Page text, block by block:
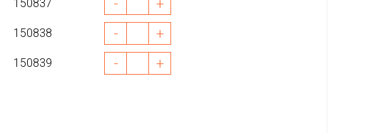
150837
150838 - +
150839 - +